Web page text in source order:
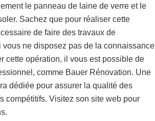
le panneau de laine de verre et le
Sachez que pour réaliser cette
de faire des travaux de
vous ne disposez pas de la connaissance
cette opération, il vous est possible de
comme Bauer Rénovation. Une
dédiée pour assurer la qualité des
compétitifs. Visitez son site web pour